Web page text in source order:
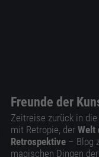
Freunde der
Zeitreise zurück in
mit Retropie, der Welt
Retrospektive – Blog
magischen Dingen